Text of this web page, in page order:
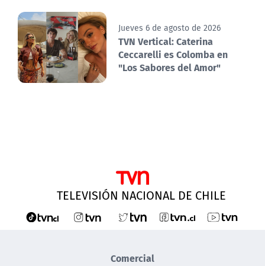
Jueves 6 de agosto de 2026
TVN Vertical: Caterina
Ceccarelli es Colomba en
"Los Sabores del Amor"
TELEVISIÓN NACIONAL DE CHILE
Comercial